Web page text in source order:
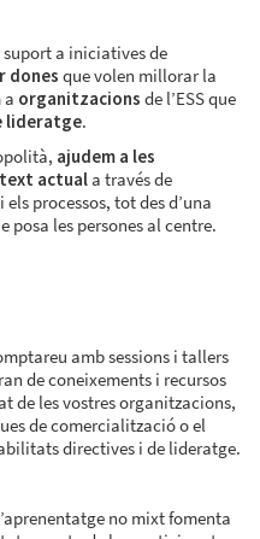
suport a iniciatives de
dones que volen millorar la
a organitzacions de l’ESS que
lideratge.
ajudem a les
actuala través de
processos, tot des d’una
les persones al centre.
amb sessions i tallers
de coneixements i recursos
de les vostres organitzacions,
de comercialització o el
directives i de lideratge.
no mixt fomenta